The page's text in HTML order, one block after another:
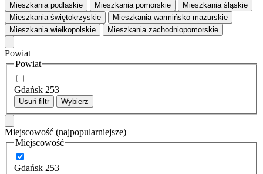
Mieszkania podlaskie
Mieszkania pomorskie
Mieszkania śląskie
Mieszkania świętokrzyskie
Mieszkania warmińsko-mazurskie
Mieszkania wielkopolskie
Mieszkania zachodniopomorskie
Powiat
Powiat
Gdańsk 253
Usuń filtr Wybierz
Miejscowość (najpopularniejsze)
Miejscowość
Gdańsk 253